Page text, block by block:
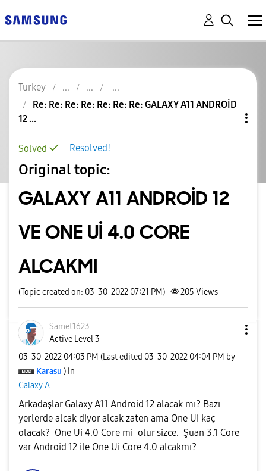
Turkey
Re: Re: Re: Re: Re: Re: Re: GALAXY A11 ANDROİD
12 ...
Resolved!
Solved
Original topic:
GALAXY A11 ANDROİD 12
VE ONE Uİ 4.0 CORE
ALCAKMI
(Topic created on: 03-30-2022 07:21 PM) 205 Views
Samet1623
Active Level 3
‎03-30-2022 04:03 PM (Last edited ‎03-30-2022 04:04 PM by
Karasu ) in
Galaxy A
Arkadaşlar Galaxy A11 Android 12 alacak mı? Bazı
yerlerde alcak diyor alcak zaten ama One Ui kaç
olacak? One Ui 4.0 Core mi olur sizce. Şuan 3.1 Core
var Android 12 ile One Ui Core 4.0 alcakmı?